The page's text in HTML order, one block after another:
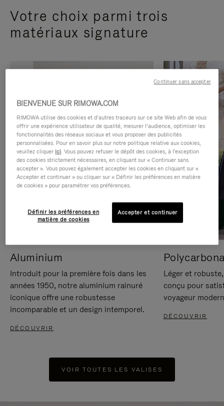
Votre choix parmi trois
matériaux signature
Aluminium
Introduit pour la première fois dans les
années 1950, notre aluminium rainuré
iconique offre une robustesse
incomparable et un design intemporel.
DÉCOUVRIR
Léger et
conçu pour
voyageur
DÉCOUVRIR
VOIR TOUTES LES VALISES
BIENVENUE SUR RIMOWA.COM
RIMOWA utilise des cookies et d’autres traceurs sur ce site Web afin de vous
offrir une expérience utilisateur de qualité, mesurer l’audience, optimiser les
fonctionnalités des réseaux sociaux et vous proposer des publicités
personnalisées. Pour en savoir plus sur notre politique relative aux cookies,
veuillez cliquer ici. Vous pouvez refuser le dépôt des cookies, à l'exception
des cookies strictement nécessaires, en cliquant sur « Continuer sans
accepter ». Vous pouvez également accepter les cookies en cliquant sur «
Accepter et continuer » ou cliquer sur « Définir les préférences en matière
de cookies » pour paramétrer vos préférences.
Définir les préférences en
matière de cookies
Accepter et continuer
Continuer sans accepter